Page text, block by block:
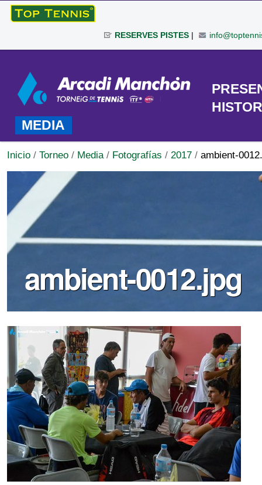
Cambiar
|
navegación
RESERVES PISTES|
Personales
TORNEO
MEDIA
Inicio / Torneo / Media / Fotografías / 2017 / ambient-
ambient-0012.jpg